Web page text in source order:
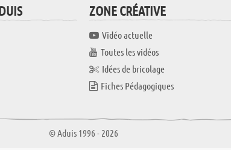
ZONE CRÉATIVE
Vidéo actuelle
Toutes les vidéos
Idées de bricolage
Fiches Pédagogiques
© Aduis 1996 - 2026